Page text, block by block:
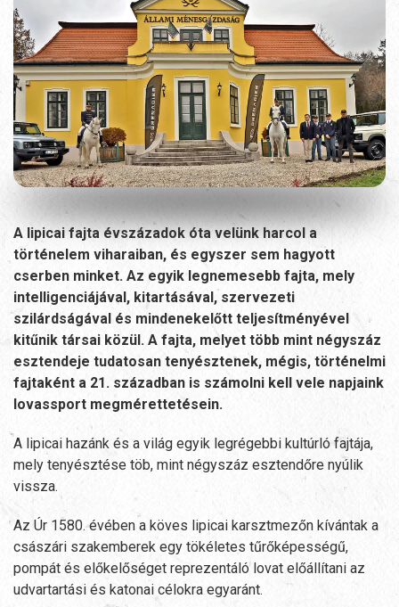
A lipicai fajta évszázadok óta velünk harcol a
történelem viharaiban, és egyszer sem hagyott
cserben minket. Az egyik legnemesebb fajta, mely
intelligenciájával, kitartásával, szervezeti
szilárdságával és mindenekelőtt teljesítményével
kitűnik társai közül. A fajta, melyet több mint négyszáz
esztendeje tudatosan tenyésztenek, mégis, történelmi
fajtaként a 21. században is számolni kell vele napjaink
lovassport megmérettetésein.
A lipicai hazánk és a világ egyik legrégebbi kultúrló fajtája,
mely tenyésztése töb, mint négyszáz esztendőre nyúlik
vissza.
Az Úr 1580. évében a köves lipicai karsztmezőn kívántak a
császári szakemberek egy tökéletes tűrőképességű,
pompát és előkelőséget reprezentáló lovat előállítani az
udvartartási és katonai célokra egyaránt.